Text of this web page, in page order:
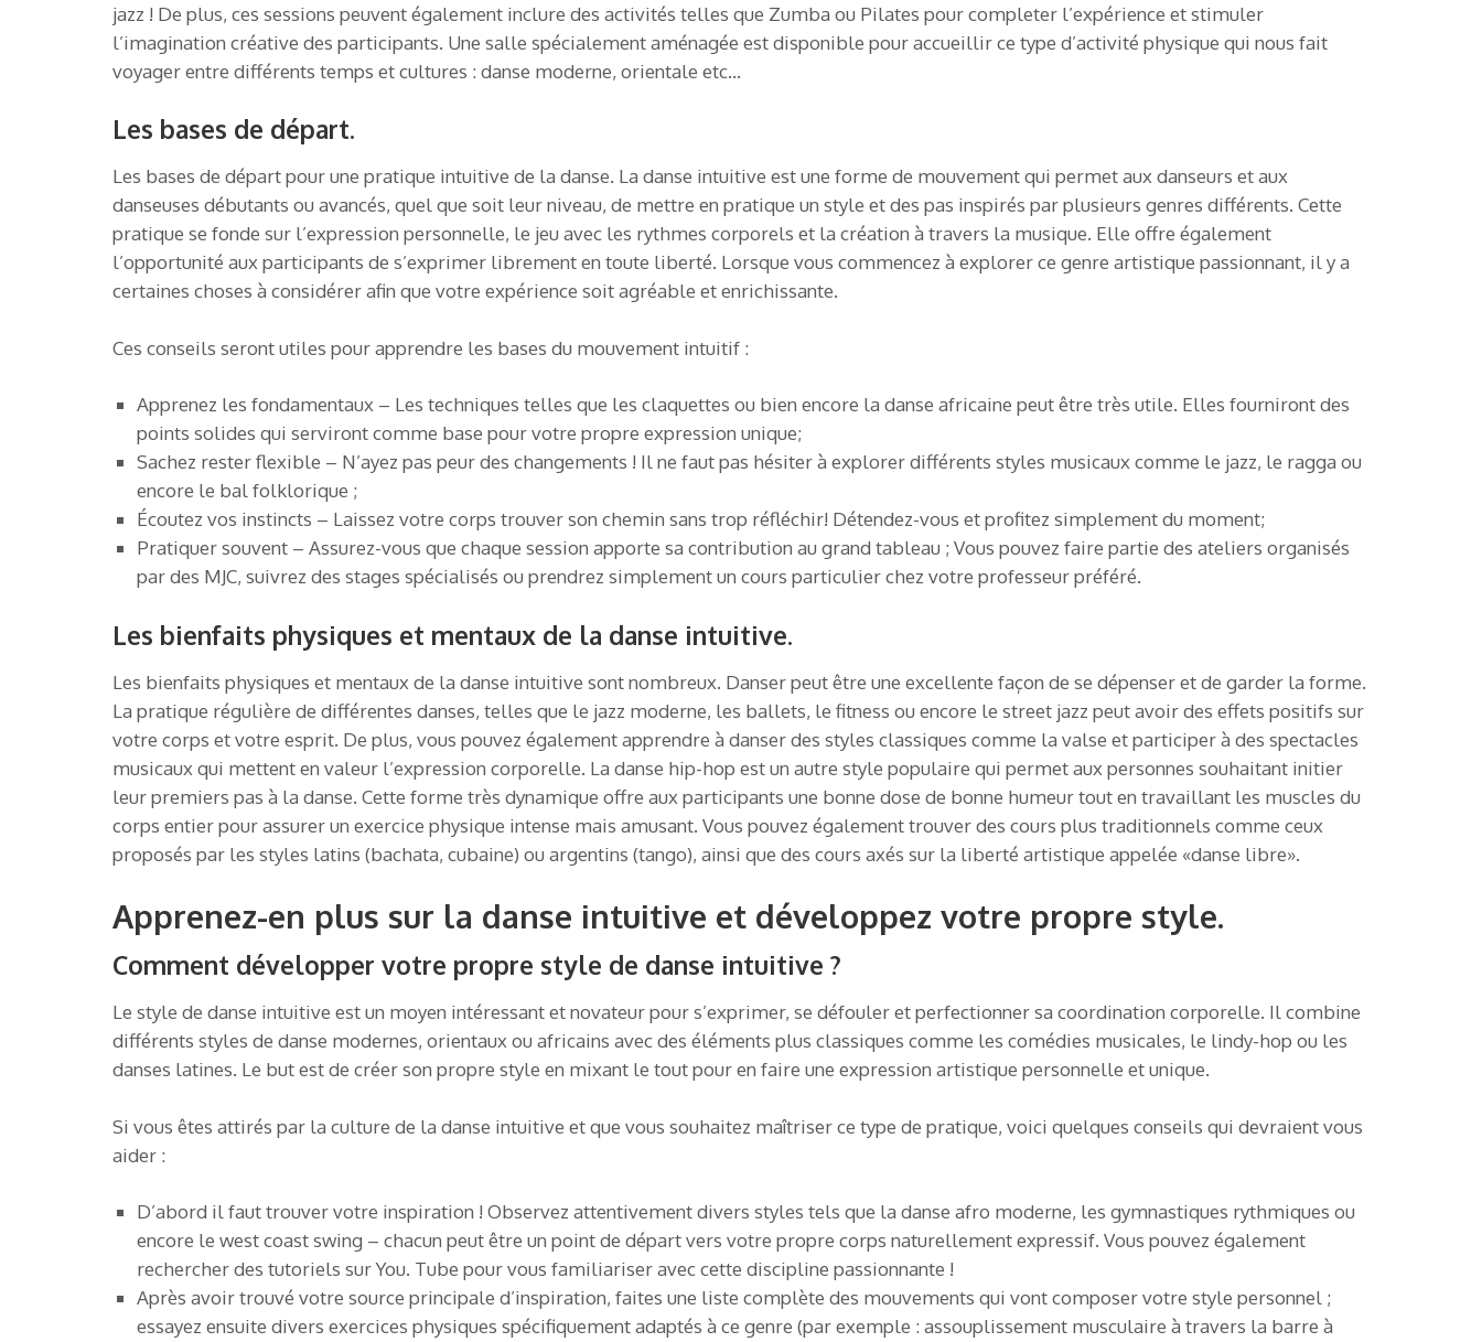
jazz ! De plus, ces sessions peuvent également inclure des activités telles que Zumba ou Pilates pour completer l’expérience et stimuler
l’imagination créative des participants. Une salle spécialement aménagée est disponible pour accueillir ce type d’activité physique qui nous fait
voyager entre différents temps et cultures : danse moderne, orientale etc…
Les bases de départ.
Les bases de départ pour une pratique intuitive de la danse. La danse intuitive est une forme de mouvement qui permet aux danseurs et aux
danseuses débutants ou avancés, quel que soit leur niveau, de mettre en pratique un style et des pas inspirés par plusieurs genres différents. Cette
pratique se fonde sur l’expression personnelle, le jeu avec les rythmes corporels et la création à travers la musique. Elle offre également
l’opportunité aux participants de s’exprimer librement en toute liberté. Lorsque vous commencez à explorer ce genre artistique passionnant, il y a
certaines choses à considérer afin que votre expérience soit agréable et enrichissante.
Ces conseils seront utiles pour apprendre les bases du mouvement intuitif :
Apprenez les fondamentaux – Les techniques telles que les claquettes ou bien encore la danse africaine peut être très utile. Elles fourniront des
points solides qui serviront comme base pour votre propre expression unique;
Sachez rester flexible – N’ayez pas peur des changements ! Il ne faut pas hésiter à explorer différents styles musicaux comme le jazz, le ragga ou
encore le bal folklorique ;
Écoutez vos instincts – Laissez votre corps trouver son chemin sans trop réfléchir! Détendez-vous et profitez simplement du moment;
Pratiquer souvent – Assurez-vous que chaque session apporte sa contribution au grand tableau ; Vous pouvez faire partie des ateliers organisés
par des MJC, suivrez des stages spécialisés ou prendrez simplement un cours particulier chez votre professeur préféré.
Les bienfaits physiques et mentaux de la danse intuitive.
Les bienfaits physiques et mentaux de la danse intuitive sont nombreux. Danser peut être une excellente façon de se dépenser et de garder la forme.
La pratique régulière de différentes danses, telles que le jazz moderne, les ballets, le fitness ou encore le street jazz peut avoir des effets positifs sur
votre corps et votre esprit. De plus, vous pouvez également apprendre à danser des styles classiques comme la valse et participer à des spectacles
musicaux qui mettent en valeur l’expression corporelle. La danse hip-hop est un autre style populaire qui permet aux personnes souhaitant initier
leur premiers pas à la danse. Cette forme très dynamique offre aux participants une bonne dose de bonne humeur tout en travaillant les muscles du
corps entier pour assurer un exercice physique intense mais amusant. Vous pouvez également trouver des cours plus traditionnels comme ceux
proposés par les styles latins (bachata, cubaine) ou argentins (tango), ainsi que des cours axés sur la liberté artistique appelée «danse libre».
Apprenez-en plus sur la danse intuitive et développez votre propre style.
Comment développer votre propre style de danse intuitive ?
Le style de danse intuitive est un moyen intéressant et novateur pour s’exprimer, se défouler et perfectionner sa coordination corporelle. Il combine
différents styles de danse modernes, orientaux ou africains avec des éléments plus classiques comme les comédies musicales, le lindy-hop ou les
danses latines. Le but est de créer son propre style en mixant le tout pour en faire une expression artistique personnelle et unique.
Si vous êtes attirés par la culture de la danse intuitive et que vous souhaitez maîtriser ce type de pratique, voici quelques conseils qui devraient vous
aider :
D’abord il faut trouver votre inspiration ! Observez attentivement divers styles tels que la danse afro moderne, les gymnastiques rythmiques ou
encore le west coast swing – chacun peut être un point de départ vers votre propre corps naturellement expressif. Vous pouvez également
rechercher des tutoriels sur You. Tube pour vous familiariser avec cette discipline passionnante !
Après avoir trouvé votre source principale d’inspiration, faites une liste complète des mouvements qui vont composer votre style personnel ;
essayez ensuite divers exercices physiques spécifiquement adaptés à ce genre (par exemple : assouplissement musculaire à travers la barre à